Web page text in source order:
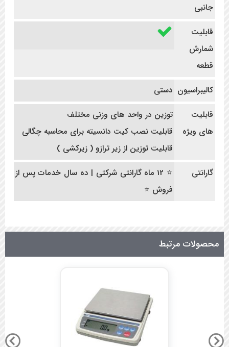
جانبی
قابلیت
شمارش
قطعه
کالیبراسیون دستی
قابلیت
های ویژه
توزین در واحد های وزنی مختلف
قابلیت نصب کیت دانسیته برای محاسبه چگالی
قابلیت توزین از زیر ترازو ( زیرکشی )
گارانتی
⭐ 12 ماه گارانتی شرکتی | ده سال خدمات پس از
فروش ⭐
محصولات مرتبط